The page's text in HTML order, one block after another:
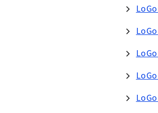
LoGo
LoGo
LoGo
LoGo
LoGo